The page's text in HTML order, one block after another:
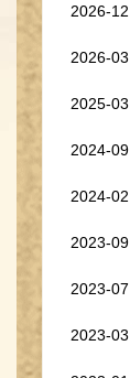
2026-12
2026-03
2025-03
2024-09
2024-02
2023-09
2023-07
2023-03